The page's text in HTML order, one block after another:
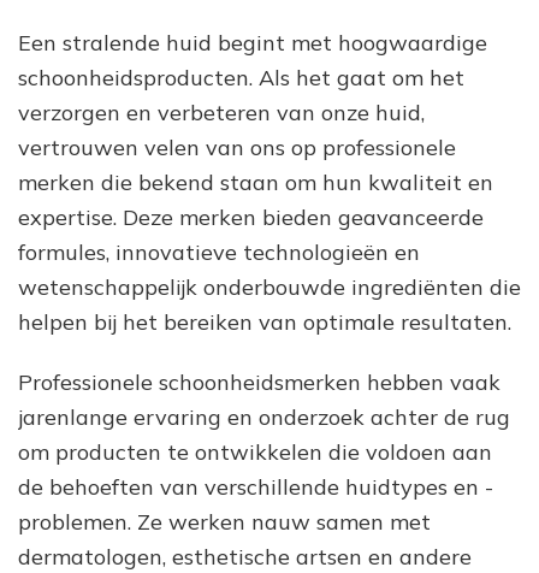
Professionele
Een stralende huid begint met hoogwaardige
schoonheidsproducten. Als het gaat om het
verzorgen en verbeteren van onze huid,
vertrouwen velen van ons op professionele
merken die bekend staan om hun kwaliteit en
expertise. Deze merken bieden geavanceerde
formules, innovatieve technologieën en
wetenschappelijk onderbouwde ingrediënten die
helpen bij het bereiken van optimale resultaten.
Professionele schoonheidsmerken hebben vaak
jarenlange ervaring en onderzoek achter de rug
om producten te ontwikkelen die voldoen aan
de behoeften van verschillende huidtypes en -
problemen. Ze werken nauw samen met
dermatologen, esthetische artsen en andere